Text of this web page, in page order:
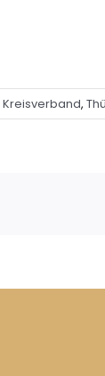
Kreisverband,